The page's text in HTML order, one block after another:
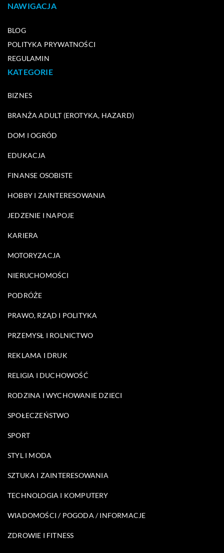
NAWIGACJA
BLOG
POLITYKA PRYWATNOŚCI
REGULAMIN
KATEGORIE
BIZNES
BRANŻA ADULT (EROTYKA, HAZARD)
DOM I OGRÓD
EDUKACJA
FINANSE OSOBISTE
HOBBY I ZAINTERESOWANIA
JEDZENIE I NAPOJE
KARIERA
MOTORYZACJA
NIERUCHOMOŚCI
PODRÓŻE
PRAWO, RZĄD I POLITYKA
PRZEMYSŁ I ROLNICTWO
REKLAMA I DRUK
RELIGIA I DUCHOWOŚĆ
RODZINA I WYCHOWANIE DZIECI
SPOŁECZEŃSTWO
SPORT
STYL I MODA
SZTUKA I ZAINTERESOWANIA
TECHNOLOGIA I KOMPUTERY
WIADOMOŚCI / POGODA / INFORMACJE
ZDROWIE I FITNESS